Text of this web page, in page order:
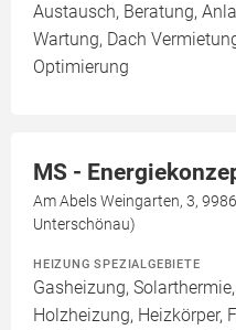
Austausch, Beratung,
Wartung, Dach
Optimierung
MS -
Am Abels Weingarten, 3,
Unterschönau)
HEIZUNG SPEZIALGEBIETE
Gasheizung,
Holzheizung, Heizkörper,